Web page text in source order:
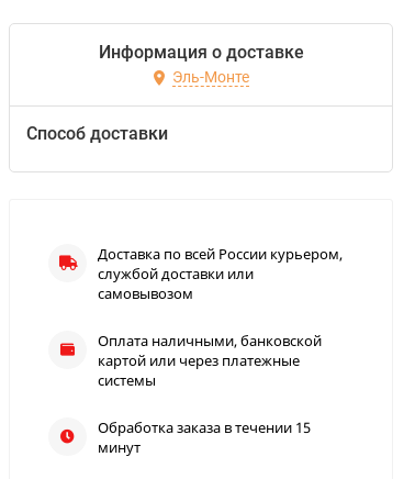
Информация о доставке
Эль-Монте
Способ доставки
Доставка по всей России курьером,
службой доставки или
самовывозом
Оплата наличными, банковской
картой или через платежные
системы
Обработка заказа в течении 15
минут